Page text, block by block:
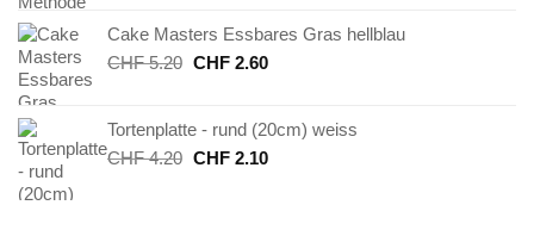
CHF 24.90CHF 12.45.
Cake Masters Essbares Gras hellblau
CHF5.20 Ursprünglicher
CHF 5.20
CHF2.60Aktueller
CHF 2.60.
Tortenplatte - rund (20cm) weiss
CHF4.20 Ursprünglicher
CHF2.10Aktueller